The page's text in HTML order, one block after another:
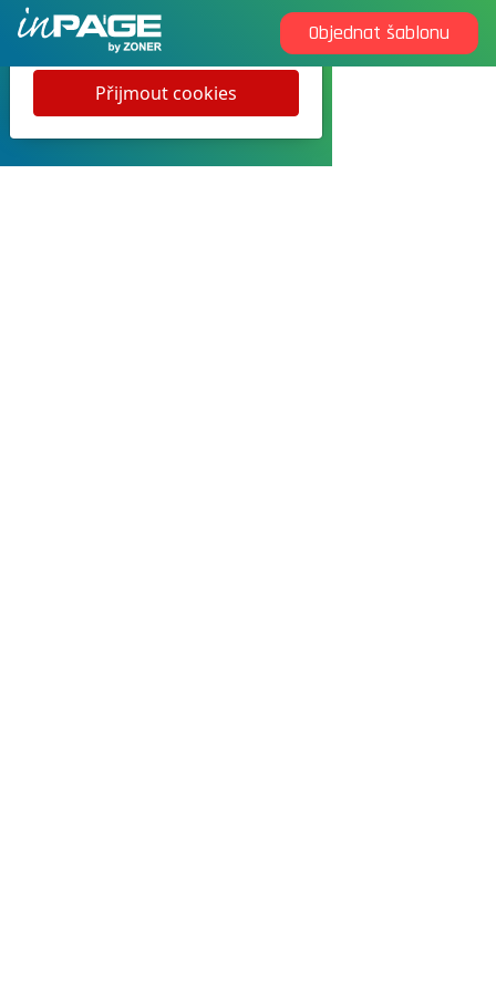
Objednat šablonu